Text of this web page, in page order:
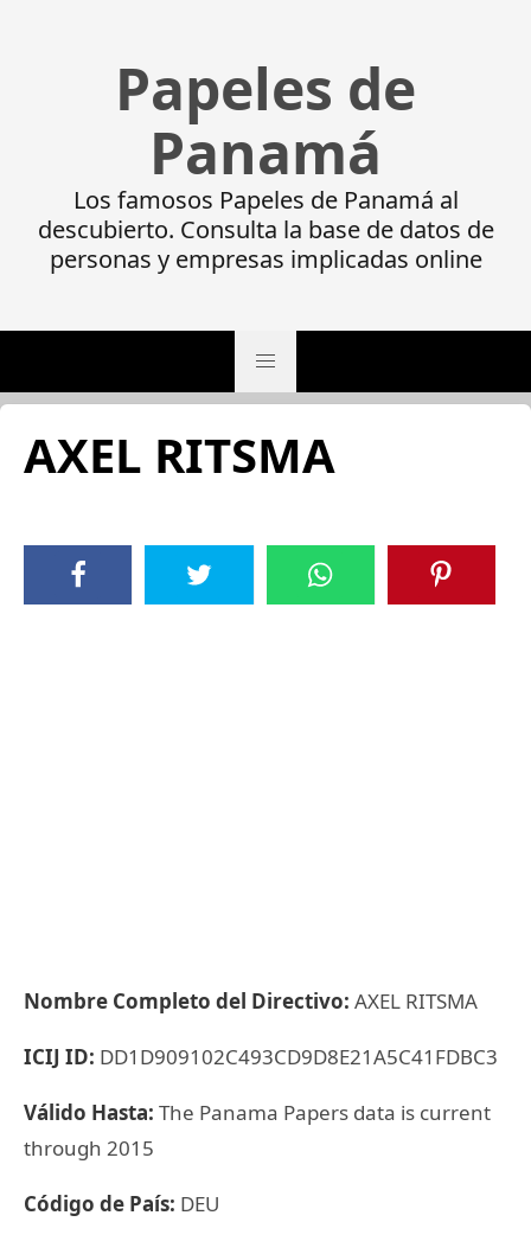
Papeles de
Panamá
Los famosos Papeles de Panamá al
descubierto. Consulta la base de datos de
personas y empresas implicadas online
AXEL RITSMA
Nombre Completo del Directivo: AXEL RITSMA
ICIJ ID: DD1D909102C493CD9D8E21A5C41FDBC3
Válido Hasta: The Panama Papers data is current
through 2015
Código de País: DEU